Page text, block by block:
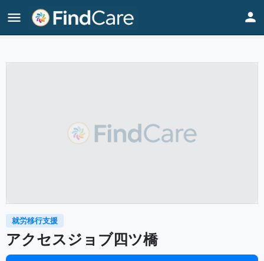
Home Listings アクセスジョブ四ツ橋
就労移行支援
アクセスジョブ四ツ橋